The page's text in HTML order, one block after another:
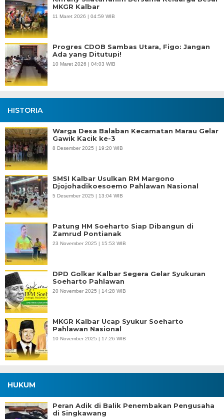
MKGR Kalbar
11 Maret 2026 | 04:59 WIB
Progres CDOB Sambas Utara, Figo: Jangan
Ada yang Ditutupi!
10 Maret 2026 | 04:03 WIB
HISTORIA
Warga Desa Balaban Kecamatan Marau Gelar
Gawik Kacik ke-3
8 Desember 2025 | 19:20 WIB
SMSI Kalbar Usulkan RM Margono
Djojohadikoesoemo Pahlawan Nasional
5 Desember 2025 | 13:04 WIB
Patung HM Soeharto Siap Dibangun di
Zamrud Pontianak
23 November 2025 | 15:53 WIB
DPD Golkar Kalbar Segera Gelar Syukuran
Soeharto Pahlawan
20 November 2025 | 14:28 WIB
MKGR Kalbar Ucap Syukur Soeharto
Pahlawan Nasional
10 November 2025 | 17:26 WIB
HUKUM
Peran Adik di Balik Penembakan Pengusaha
di Singkawang